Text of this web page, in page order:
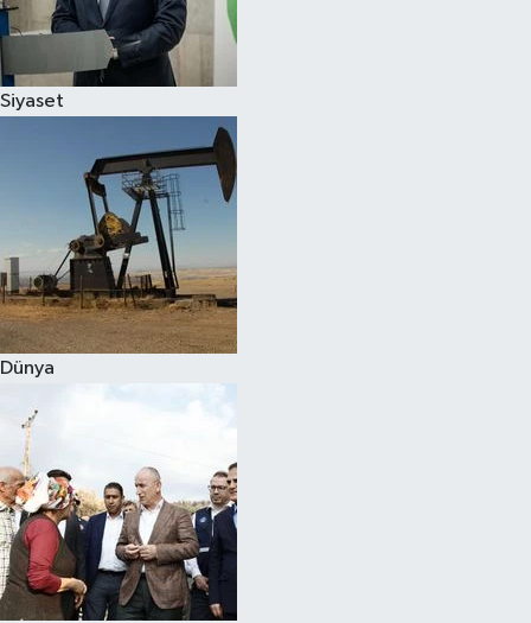
Siyaset
Dünya
Spor
Çocuk
Eğitim
Hava Durumu
Kadın
Kültür Sanat
Sağlık
Siyaset